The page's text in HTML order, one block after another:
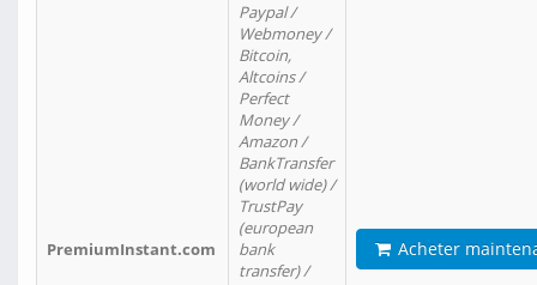
PremiumInstant.com
Paypal /
Webmoney /
Bitcoin,
Altcoins /
Perfect
Money /
Amazon /
BankTransfer
(world wide) /
TrustPay
(european
bank
transfer) /
Acheter